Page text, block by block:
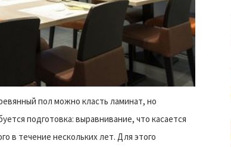
пол можно класть ламинат, но
подготовка: выравнивание, что касается
в течение нескольких лет. Для этого